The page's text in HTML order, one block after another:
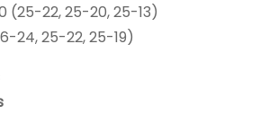
(25-22, 25-20, 25-13)
24, 25-22, 25-19)